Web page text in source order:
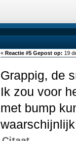
«Reactie #5 Gepost op: 19
Grappig, de
Ik zou voor
met bump